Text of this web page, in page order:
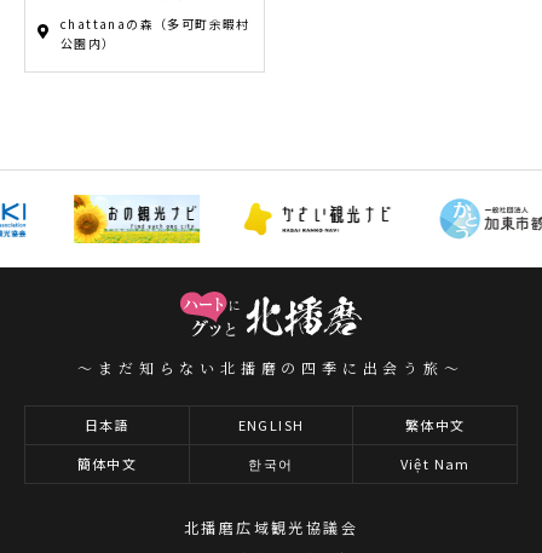
chattanaの森（多可町余暇村
公園内）
～まだ知らない北播磨の四季に出会う旅～
日本語 ENGLISH
繁体中文
簡体中文
한국어 Việt Nam
北播磨広域観光協議会